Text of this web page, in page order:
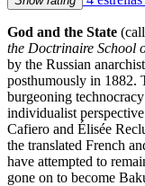
God and the State
the Doctrinaire School
by the Russian
posthumously in 1882.
burgeoning
individualist
Cafiero and Élisée
the translated French
have attempted to
gone on to become